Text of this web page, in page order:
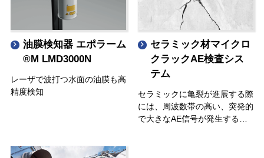
油膜検知器 エポラーム
®M LMD3000N
レーザで波打つ水面の油膜も高
精度検知
セラミック材マイクロ
クラックAE検査シス
テム
セラミックに亀裂が進展する際
には、周波数帯の高い、突発的
で大きなAE信号が発生する。